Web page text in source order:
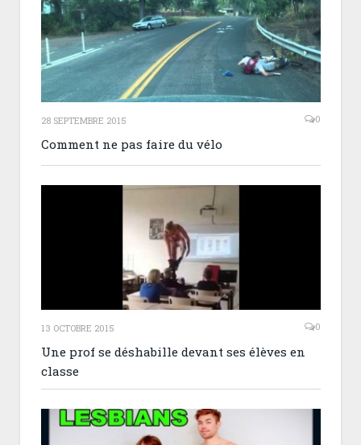
28 SEPTEMBRE 2015 0
Comment ne pas faire du vélo
13 OCTOBRE 2015 0
Une prof se déshabille devant ses élèves en
classe